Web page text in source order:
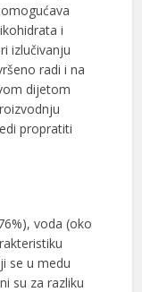
i
izlučivanju
radi i na
dijetom
propratiti
voda (oko
se u medu
su za razliku